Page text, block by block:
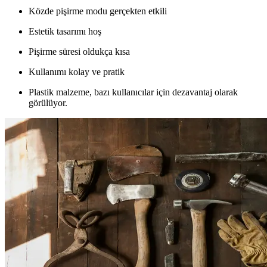
Közde pişirme modu gerçekten etkili
Estetik tasarımı hoş
Pişirme süresi oldukça kısa
Kullanımı kolay ve pratik
Plastik malzeme, bazı kullanıcılar için dezavantaj olarak
görülüyor.